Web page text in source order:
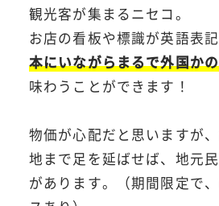
観光客が集まるニセコ。
お店の看板や標識が英語表
本にいながらまるで外国か
味わうことができます！
物価が心配だと思いますが
地まで足を延ばせば、地元
があります。（期間限定で